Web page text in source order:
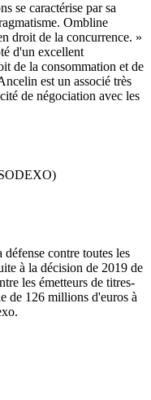
se caractérise par sa
Ombline
droit de la concurrence. »
d'un excellent
de la consommation et de
est un associé très
de négociation avec les
défense contre toutes les
à la décision de 2019 de
les émetteurs de titres-
de 126 millions d'euros à